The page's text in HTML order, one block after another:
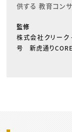
供する 教育コンサ
監修
株式会社クリー
号 新虎通りCORE